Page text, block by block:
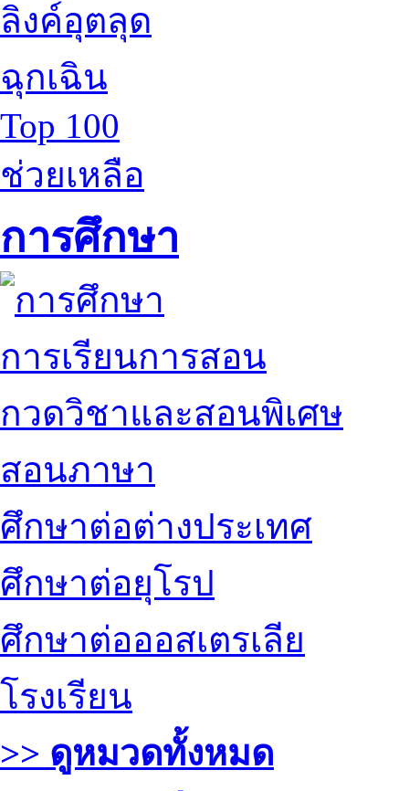
ลิงค์อุตลุด
ฉุกเฉิน
Top 100
ช่วยเหลือ
การศึกษา
การเรียนการสอน
กวดวิชาและสอนพิเศษ
สอนภาษา
ศึกษาต่อต่างประเทศ
ศึกษาต่อยุโรป
ศึกษาต่อออสเตรเลีย
โรงเรียน
>> ดูหมวดทั้งหมด